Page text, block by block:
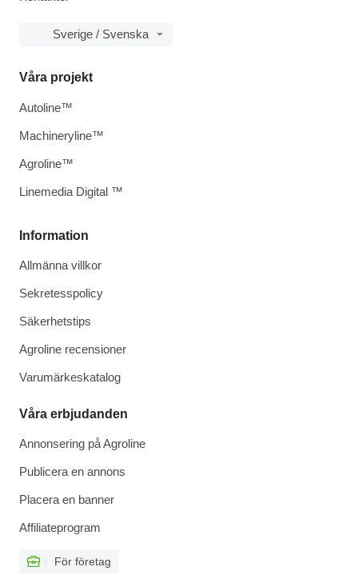
Sverige / Svenska
Information
Allmänna villkor
Sekretesspolicy
Säkerhetstips
Agroline recensioner
Varumärkeskatalog
Våra erbjudanden
Annonsering på Agroline
Publicera en annons
Placera en banner
Affiliateprogram
För företag
Våra projekt
Autoline™
Machineryline™
Agroline™
Linemedia Digital ™